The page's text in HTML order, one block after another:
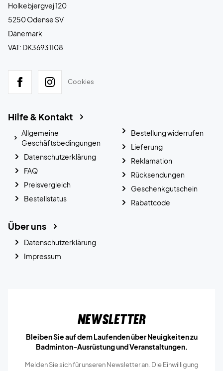
Holkebjergvej 120
5250 Odense SV
Dänemark
VAT: DK36931108
Cookies
Hilfe & Kontakt
Allgemeine
Geschäftsbedingungen
Datenschutzerklärung
FAQ
Preisvergleich
Bestellstatus
Bestellung widerrufen
Lieferung
Reklamation
Rücksendungen
Geschenkgutschein
Rabattcode
Über uns
Datenschutzerklärung
Impressum
Newsletter
Bleiben Sie auf dem Laufenden über Neuigkeiten zu
Badminton-Ausrüstung und Veranstaltungen.
Melden Sie sich für unseren Newsletter an. Die Einwilligung